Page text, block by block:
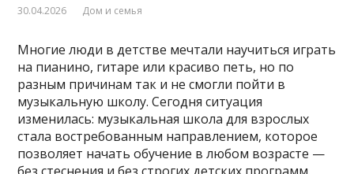
30.04.2026 Дом и семья
Многие люди в детстве мечтали научиться играть
на пианино, гитаре или красиво петь, но по
разным причинам так и не смогли пойти в
музыкальную школу. Сегодня ситуация
изменилась: музыкальная школа для взрослых
стала востребованным направлением, которое
позволяет начать обучение в любом возрасте —